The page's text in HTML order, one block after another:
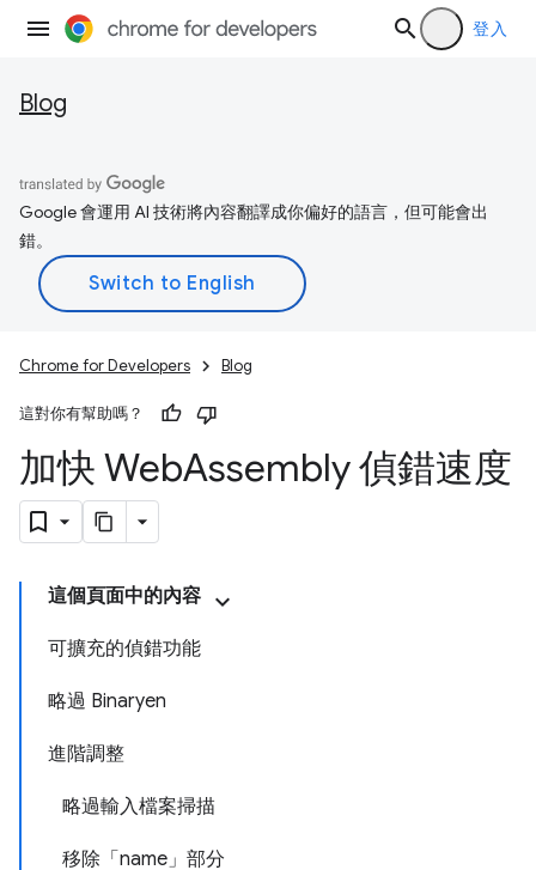
登入
Blog
Google 會運用 AI 技術將內容翻譯成你偏好的語言，但可能會出
錯。
Chrome for Developers Blog
這對你有幫助嗎？
加快 WebAssembly 偵錯速度
這個頁面中的內容
可擴充的偵錯功能
略過 Binaryen
進階調整
略過輸入檔案掃描
移除「name」部分